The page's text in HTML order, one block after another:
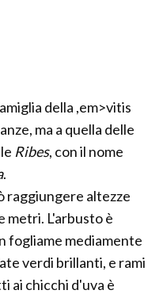
della ,em>vitis
ma a quella delle
Ribes, con il nome
.
raggiungere altezze
metri. L'arbusto è
fogliame mediamente
verdi brillanti, e rami
ai chicchi d'uva è